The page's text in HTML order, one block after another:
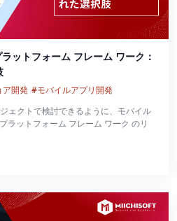
ットフォーム フレーム ワーク：
開発 #モバイルアプリ開発
ェクトで検討できるように、モバイル
ラットフォーム フレーム ワーク のリ